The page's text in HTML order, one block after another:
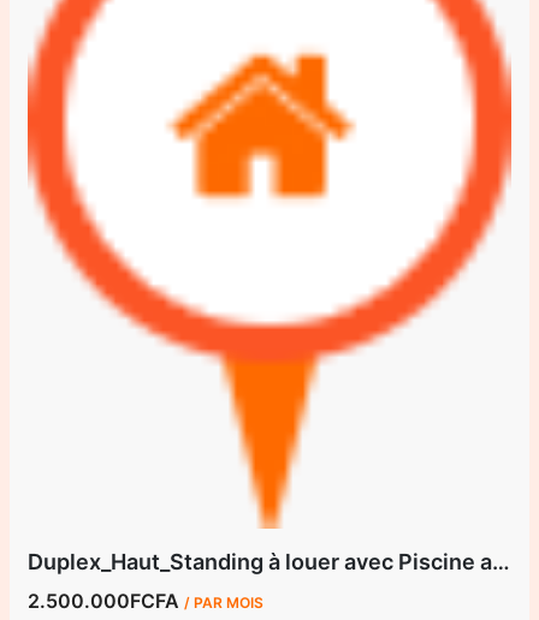
Duplex_Haut_Standing à louer avec Piscine a Bastos Yaoundé.
2.500.000FCFA / PAR MOIS